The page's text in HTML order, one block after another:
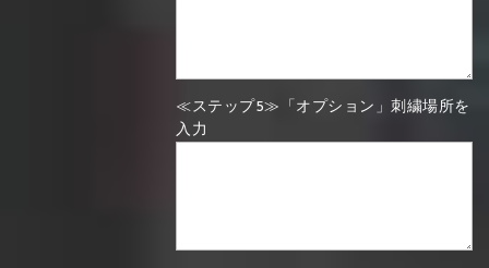
≪ステップ5≫「オプション」刺繍場所を
入力